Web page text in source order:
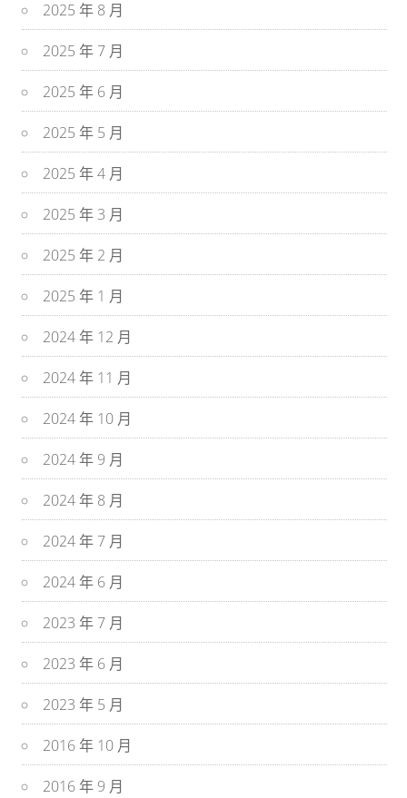
2025 年 8 月
2025 年 7 月
2025 年 6 月
2025 年 5 月
2025 年 4 月
2025 年 3 月
2025 年 2 月
2025 年 1 月
2024 年 12 月
2024 年 11 月
2024 年 10 月
2024 年 9 月
2024 年 8 月
2024 年 7 月
2024 年 6 月
2023 年 7 月
2023 年 6 月
2023 年 5 月
2016 年 10 月
2016 年 9 月